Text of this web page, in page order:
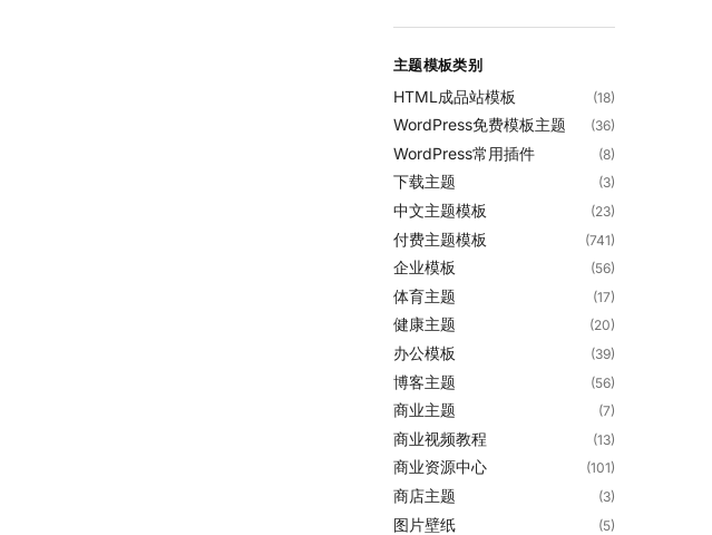
主题模板类别
HTML成品站模板 (18)
WordPress免费模板主题 (36)
WordPress常用插件 (8)
下载主题 (3)
中文主题模板 (23)
付费主题模板 (741)
企业模板 (56)
体育主题 (17)
健康主题 (20)
办公模板 (39)
博客主题 (56)
商业主题 (7)
商业视频教程 (13)
商业资源中心 (101)
商店主题 (3)
图片壁纸 (5)